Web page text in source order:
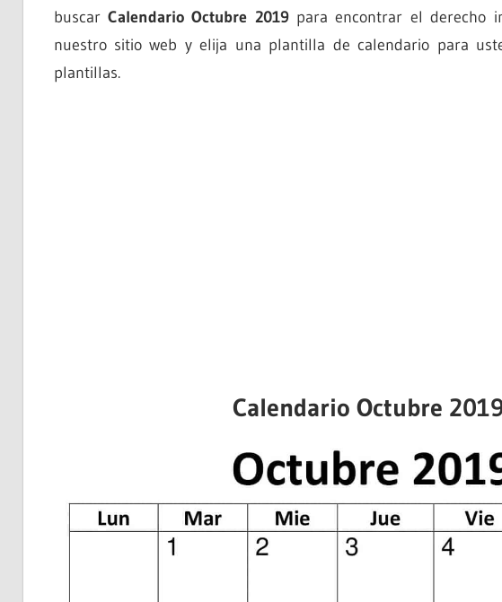
buscar Calendario Octubre 2019para encontrar el derecho
nuestro sitio web y elija una plantilla de calendario para
plantillas.
Calendario Octubre